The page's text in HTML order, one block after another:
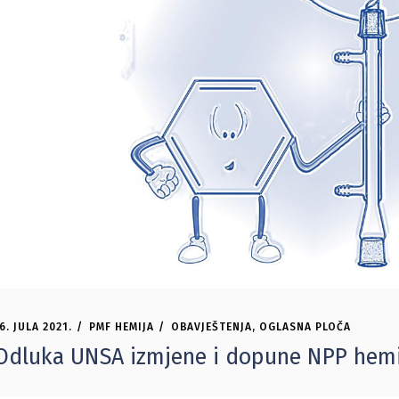
JULA 2021. PMF HEMIJA OBAVJEŠTENJA, OGLASNA PLOČA
UNSA izmjene i dopune NPP